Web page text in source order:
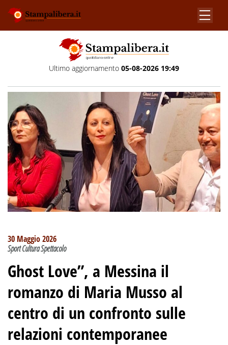
Ultimo aggiornamento 05-08-2026 19:49
30 Maggio 2026
Sport Cultura Spettacolo
Ghost Love”, a Messina il
romanzo di Maria Musso al
centro di un confronto sulle
relazioni contemporanee